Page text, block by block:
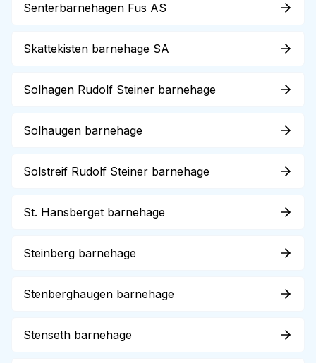
Senterbarnehagen Fus AS
Skattekisten barnehage SA
Solhagen Rudolf Steiner barnehage
Solhaugen barnehage
Solstreif Rudolf Steiner barnehage
St. Hansberget barnehage
Steinberg barnehage
Stenberghaugen barnehage
Stenseth barnehage